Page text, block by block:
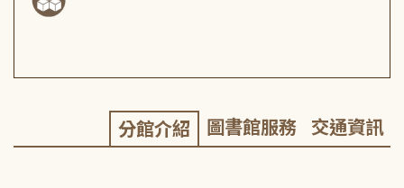
分館介紹 圖書館服務 交通資訊